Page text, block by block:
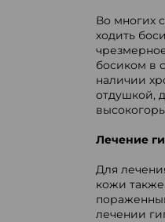
Во многих
ходить
босиком в
наличии
отдушкой,
Лечение
Для
кожи
лечении